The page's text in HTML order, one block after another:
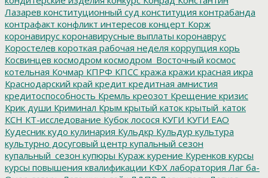
Лазарев конституционный суд конституция контрабанда
контрафакт конфликт интересов концерт Корж
коронавирус коронавирусные выплаты коронаврус
Коростелев короткая рабочая неделя коррупция корь
Косвинцев космодром космодром_Восточный космос
котельная Кочмар КПРФ КПСС кража кражи красная икра
Краснодарский край кредит кредитная амнистия
кредитоспособность Кремль креозот Крещение кризис
Крик души Криминал Крым крытый каток крытый_каток
КСН КТ-исследование Кубок лосося КУГИ КУГИ ЕАО
Кудесник кудо кулинария Кульдкр Кульдур культура
культурно досуговый центр купальный сезон
купальный_сезон купюры Кураж курение Куренков курсы
курсы повышения квалификации КФХ лаборатория Лаг ба-